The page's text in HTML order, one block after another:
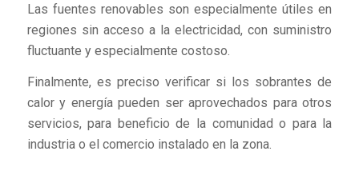
Las fuentes renovables son especialmente útiles en
regiones sin acceso a la electricidad, con suministro
fluctuante y especialmente costoso.
Finalmente, es preciso verificar si los sobrantes de
calor y energía pueden ser aprovechados para otros
servicios, para beneficio de la comunidad o para la
industria o el comercio instalado en la zona.